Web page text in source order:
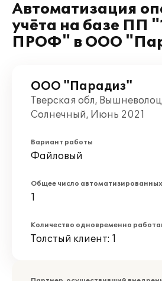
Автоматизация
учёта на базе ПП
ПРОФ" в ООО
ООО "Парадиз"
Тверская обл,
Солнечный, Июнь 2021
Вариант работы
Файловый
Общее число
1
Количество одновременно
Толстый клиент: 1